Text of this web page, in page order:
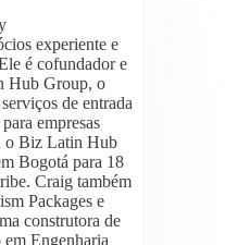
experiente e
é cofundador e
Hub Group, o
de entrada
empresas
o Biz Latin Hub
Bogotá para 18
Craig também
Packages e
construtora de
Engenharia